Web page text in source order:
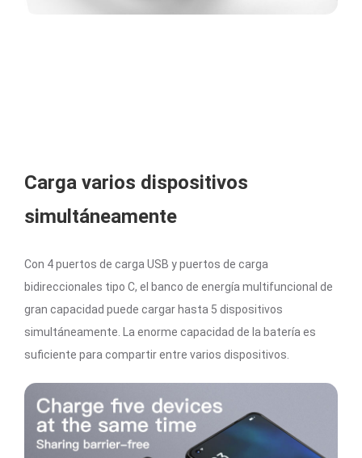
Carga varios dispositivos
simultáneamente
Con 4 puertos de carga USB y puertos de carga
bidireccionales tipo C, el banco de energía multifuncional de
gran capacidad puede cargar hasta 5 dispositivos
simultáneamente. La enorme capacidad de la batería es
suficiente para compartir entre varios dispositivos.